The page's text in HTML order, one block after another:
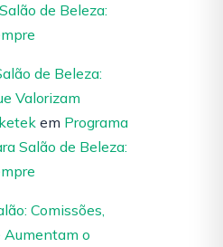
de Beleza:
de Beleza:
Valorizam
em Programa
Salão de Beleza:
Comissões,
Aumentam o